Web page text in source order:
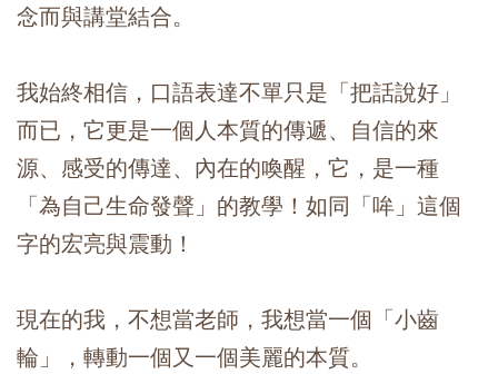
念而與講堂結合。
我始終相信，口語表達不單只是「把話說好」
而已，它更是一個人本質的傳遞、自信的來
源、感受的傳達、內在的喚醒，它，是一種
「為自己生命發聲」的教學！如同「哞」這個
字的宏亮與震動！
現在的我，不想當老師，我想當一個「小齒
輪」，轉動一個又一個美麗的本質。